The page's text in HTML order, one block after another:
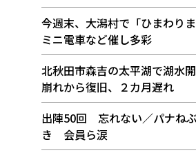
今週末、大潟村で「ひまわり
ミニ電車など催し多彩
北秋田市森吉の太平湖で湖水
崩れから復旧、２カ月遅れ
出陣50回 忘れない／パナね
き 会員ら涙